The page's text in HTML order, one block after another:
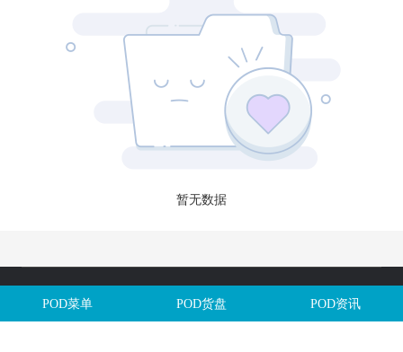
暂无数据
Copyright @全球定制网All Rights Reserved. 闽ICP备2025106563号
POD菜单 POD货盘 POD资讯